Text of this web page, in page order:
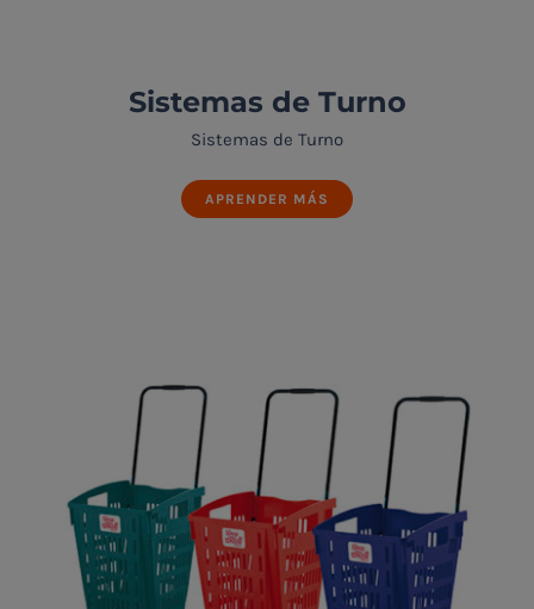
Sistemas de Turno
Sistemas de Turno
Sistemas de Turno
APRENDER MÁS